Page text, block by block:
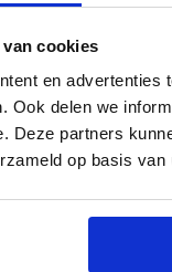
cookies
en
Ook delen we
Deze partners
op basis